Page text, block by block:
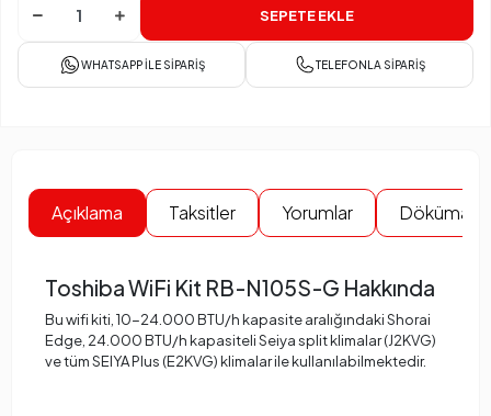
SEPETE EKLE
WHATSAPP İLE SIPARIŞ TELEFONLA SIPARIŞ
Açıklama Taksitler Yorumlar
Toshiba WiFi Kit RB-N105S-G Hakkında
Bu wifi kiti, 10-24.000 BTU/h kapasite aralığındaki Shorai
Edge, 24.000 BTU/h kapasiteli Seiya split klimalar (J2KVG)
ve tüm SEIYA Plus (E2KVG) klimalar ile kullanılabilmektedir.